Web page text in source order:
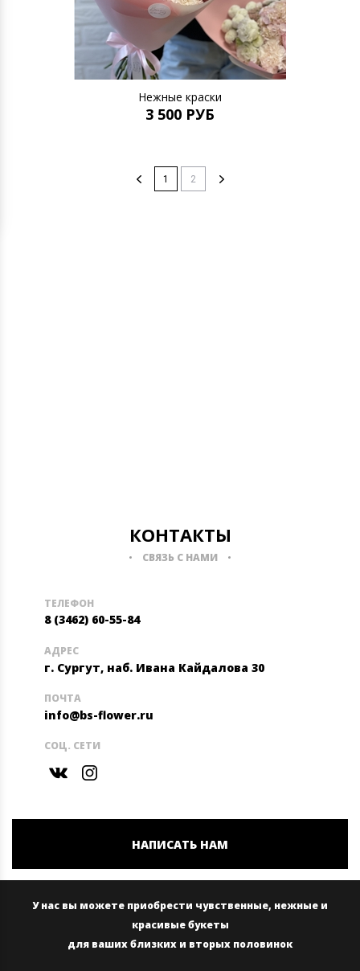
Нежные краски
3 500 РУБ
1 2
КОНТАКТЫ
СВЯЗЬ С НАМИ
ТЕЛЕФОН
8 (3462) 60-55-84
АДРЕС
г. Сургут, наб. Ивана Кайдалова 30
ПОЧТА
info@bs-flower.ru
СОЦ. СЕТИ
НАПИСАТЬ НАМ
У нас вы можете приобрести чувственные, нежные и
красивые букеты
для ваших близких и вторых половинок